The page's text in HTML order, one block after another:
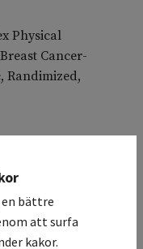
Physical
Cancer-
Randimized,
behandling
en bättre
att surfa
kakor.